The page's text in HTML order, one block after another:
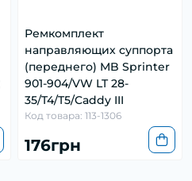
Ремкомплект
направляющих суппорта
(переднего) MB Sprinter
901-904/VW LT 28-
35/T4/T5/Caddy III
Код товара: 113-1306
176грн